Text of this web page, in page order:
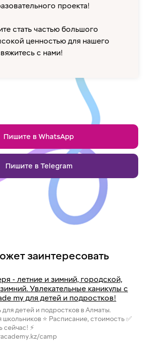
проекта!
стать частью большого
ценностью для нашего
с нами!
Пишите в WhatsApp
Пишите в Telegram
заинтересовать
- летние и зимний, городской,
Увлекательные каникулы с
my для детей и подростков!
детей и подростков в Алматы.
школьников ⭐ Расписание, стоимость ✅
сейчас! ⚡
camp